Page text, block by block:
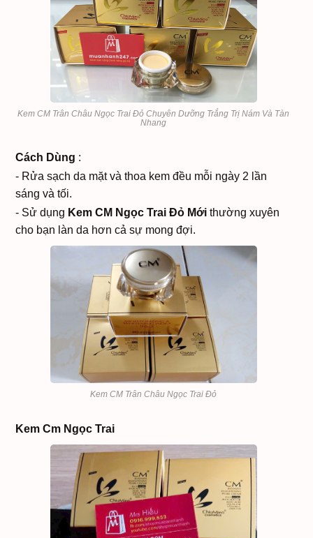
Kem CM Trân Châu Ngọc Trai Đỏ Chuyên Dưỡng Trắng Trị Nám Và Tàn
Nhang
Cách Dùng :
- Rửa sạch da mặt và thoa kem đều mỗi ngày 2 lần
sáng và tối.
- Sử dụng Kem CM Ngọc Trai Đỏ Mới thường xuyên
cho bạn làn da hơn cả sự mong đợi.
Kem CM Trân Châu Ngọc Trai Đỏ
Kem Cm Ngọc Trai